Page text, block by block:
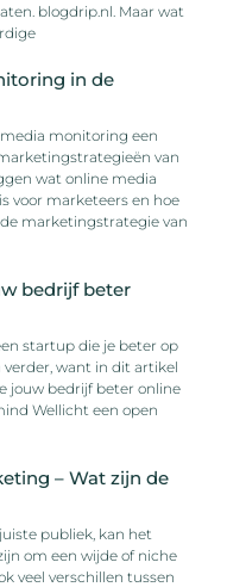
blogdrip.nl. Maar wat
in de
monitoring een
van
wat online media
voor marketeers en hoe
marketingstrategie van
bedrijf beter
startup die je beter op
want in dit artikel
jouw bedrijf beter online
Wellicht een open
– Wat zijn de
publiek, kan het
om een wijde of niche
veel verschillen tussen